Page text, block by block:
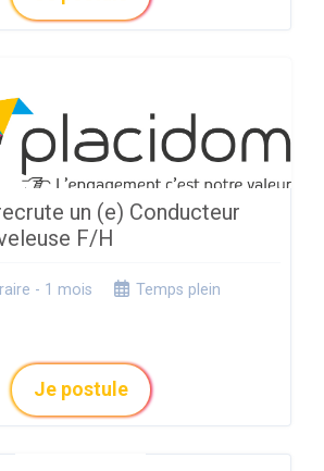
un (e) Conducteur
F/H
- 1 mois
Temps plein
Je postule